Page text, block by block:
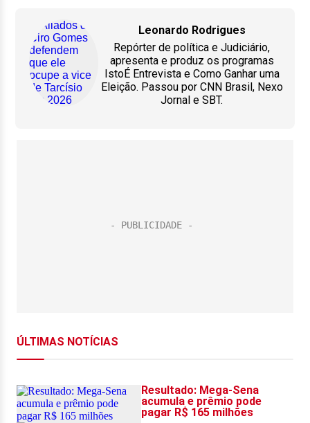
Leonardo Rodrigues
Repórter de política e Judiciário,
apresenta e produz os programas
IstoÉ Entrevista e Como Ganhar uma
Eleição. Passou por CNN Brasil, Nexo
Jornal e SBT.